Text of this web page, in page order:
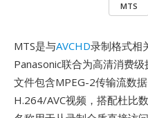
MTS
MTS是与AVCHD录制格式相
Panasonic联合为高清消费
文件包含MPEG-2传输流数
H.264/AVC视频，搭配杜比